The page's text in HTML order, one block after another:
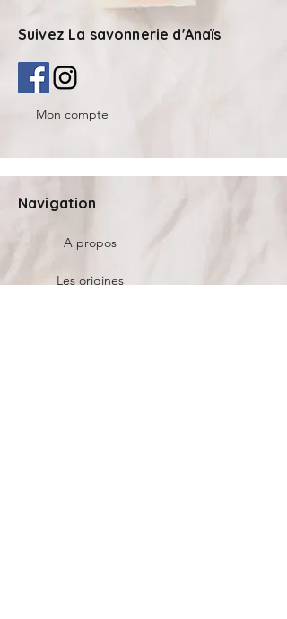
Suivez La savonnerie d'Anaïs
Mon compte
Navigation
A propos
Les origines